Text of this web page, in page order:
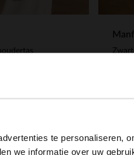
te personaliseren,
we informatie over uw
your language isn't Dutch.